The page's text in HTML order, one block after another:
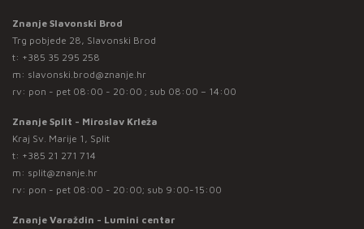
Znanje Slavonski Brod
Trg pobjede 28, Slavonski Brod
t: +385 35 295 258
m: slavonski.brod@znanje.hr
rv: pon - pet 08:00 - 20:00 ; sub 08:00 – 14:00
Znanje Split - Miroslav Krleža
Kraj Sv. Marije 1, Split
t: +385 21 271 714
m: split@znanje.hr
rv: pon - pet 08:00 - 20:00; sub 9:00-15:00
Znanje Varaždin - Lumini centar